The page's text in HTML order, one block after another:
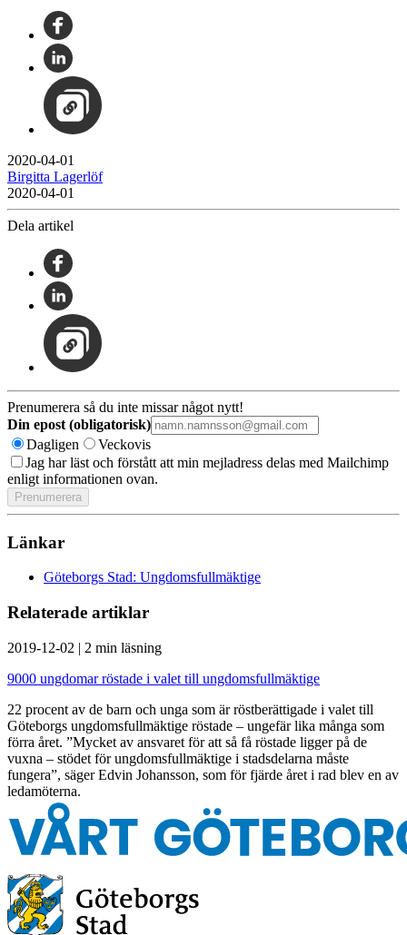
2020-04-01
Birgitta Lagerlöf
2020-04-01
Dela artikel
Prenumerera så du inte missar något nytt!
Din epost (obligatorisk)
Dagligen
Veckovis
Jag har läst och förstått att min mejladress delas med Mailchimp
enligt informationen ovan.
Länkar
Göteborgs Stad: Ungdomsfullmäktige
Relaterade artiklar
2019-12-02 | 2 min läsning
9000 ungdomar röstade i valet till ungdomsfullmäktige
22 procent av de barn och unga som är röstberättigade i valet till
Göteborgs ungdomsfullmäktige röstade – ungefär lika många som
förra året. ”Mycket av ansvaret för att så få röstade ligger på de
vuxna – stödet för ungdomsfullmäktige i stadsdelarna måste
fungera”, säger Edvin Johansson, som för fjärde året i rad blev en av
ledamöterna.